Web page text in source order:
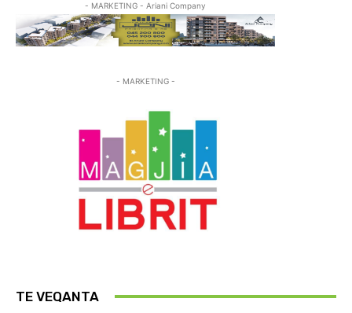
- MARKETING - Ariani Company
- MARKETING -
TE VEQANTA